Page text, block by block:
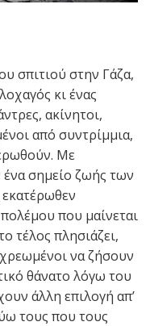
σπιτιού στην Γάζα,
κι ένας
ακίνητοι,
από συντρίμμια,
Με
ένα σημείο ζωής των
πολέμου που μαίνεται
τέλος πλησιάζει,
να ζήσουν
θάνατο λόγω του
άλλη επιλογή απ’
τους που τους